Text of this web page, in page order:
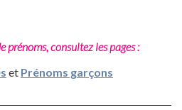
prénoms, consultez les pages :
et Prénoms garçons